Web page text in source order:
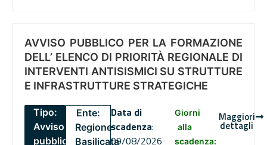
AVVISO PUBBLICO PER LA FORMAZIONE
DELL’ ELENCO DI PRIORITÀ REGIONALE DI
INTERVENTI ANTISISMICI SU STRUTTURE
E INFRASTRUTTURE STRATEGICHE
Tipo:
Avviso
pubblico
Ente:
Regione
Basilicata
Data di
scadenza:
09/08/2026
Giorni
alla
scadenza:
Maggiori
dettagli